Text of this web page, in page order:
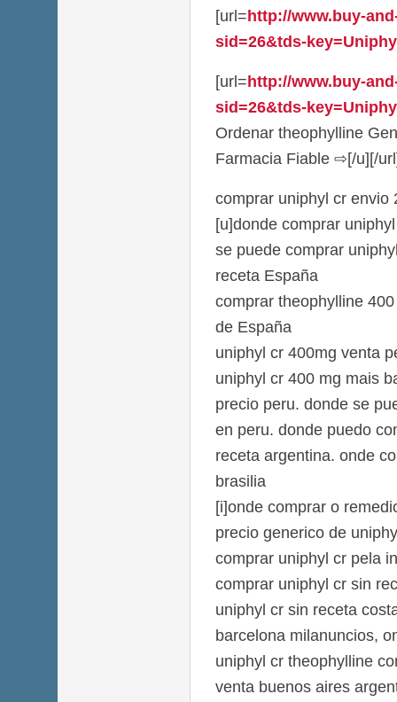
[url=http://www.buy-
sid=26&tds-
[url=http://www.buy-
sid=26&tds-
Ordenar theophylline
Farmacia Fiable ⇨[/u][/
comprar uniphyl cr envio
[u]donde comprar
se puede comprar
receta España
comprar theophylline
de España
uniphyl cr 400mg venta
uniphyl cr 400 mg mais
precio peru. donde se
en peru. donde puedo
receta argentina. onde
brasilia
[i]onde comprar o
precio generico de
comprar uniphyl cr pela
comprar uniphyl cr sin
uniphyl cr sin receta
barcelona milanuncios,
uniphyl cr theophylline
venta buenos aires